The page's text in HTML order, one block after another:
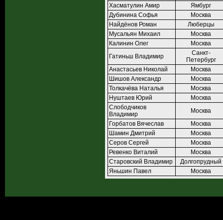
Хасматулин Амир
Ямбург
Дубинина Софья
Москва
Найдёнов Роман
Люберцы
Мусальян Михаил
Москва
Калинин Олег
Москва
Гатиньш Владимир
Санкт-
Петербург
Анастасьев Николай
Москва
Шишов Александр
Москва
Толкачёва Наталья
Москва
Нуштаев Юрий
Москва
Слободчиков
Владимир
Москва
Горбатов Вячеслав
Москва
Шамин Дмитрий
Москва
Серов Сергей
Москва
Ревенко Виталий
Москва
Старовский Владимир
Долгопрудный
Яньшин Павел
Москва